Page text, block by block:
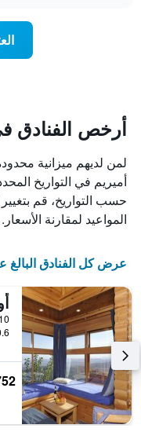
خلال
آخر
أيام
مع
التصنيف
حسب
النجوم
المخطط
1
محور
X
الذي
يعرض
فئات
الفنادق
بالنجوم.
يتضمن
المخطط
1
أرخص الفنادق
لمن لديهم ميزانية
أميريم في التواريخ
حسب التواريخ، قم
المواعيد لمقارنة الأسعار.
عرض كل الفنادق البالغ
0.6 كيلومتر